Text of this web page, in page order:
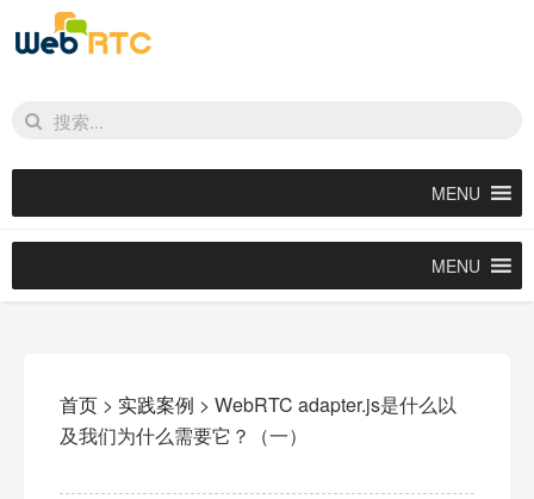
MENU
MENU
首页 > 实践案例 > WebRTC adapter.js是什么以
及我们为什么需要它？（一）